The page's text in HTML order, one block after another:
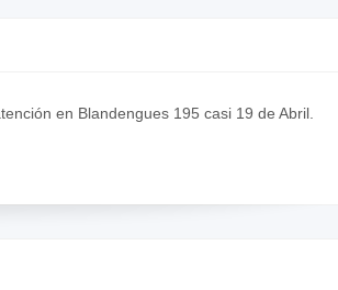
en Blandengues 195 casi 19 de Abril.